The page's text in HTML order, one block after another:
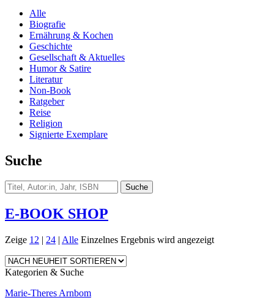
Alle
Biografie
Ernährung & Kochen
Geschichte
Gesellschaft & Aktuelles
Humor & Satire
Literatur
Non-Book
Ratgeber
Reise
Religion
Signierte Exemplare
Suche
E-BOOK SHOP
Zeige 12 | 24 | Alle Einzelnes Ergebnis wird angezeigt
Kategorien & Suche
Marie-Theres Arnbom